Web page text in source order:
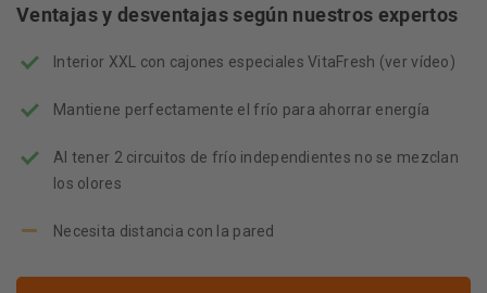
herramienta
ahorro
Youreko.
Ventajas y desventajas según nuestros expertos
Interior XXL con cajones especiales VitaFresh (ver vídeo)
Mantiene perfectamente el frío para ahorrar energía
Al tener 2 circuitos de frío independientes no se mezclan
los olores
Necesita distancia con la pared